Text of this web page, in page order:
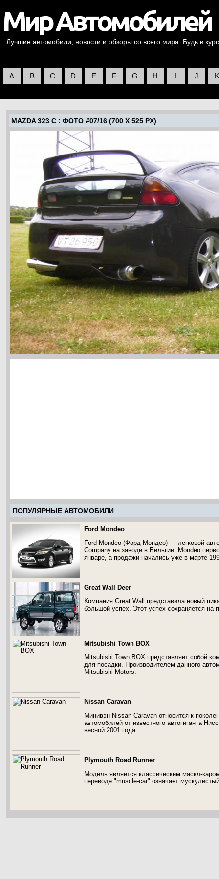
Лучшие автомобили, новости и обзоры со всего мира. Будь в
A B C D E F G H I J K
MAZDA 323 C : ФОТО #07/16 (700 X 525 PX)
ПОПУЛЯРНЫЕ АВТОМОБИЛИ
Ford Mondeo
Ford Mondeo (Форд Мондео) — легковой
Company на заводе в Бельгии. Mondeo
январе, а продажи начались уже в марте
Great Wall Deer
Компания Great Wall представила новый
большой успех. Этот успех сохраняется на
Mitsubishi Town BOX
Mitsubishi Town BOX представляет собой
для посадки. Производителем данного
Mitsubishi Motors.
Nissan Caravan
Минивэн Nissan Caravan относится к
автомобилей от известного автогиганта
весной 2001 года.
Plymouth Road Runner
Модель является классическим маскл-
переводе "muscle-car" означает